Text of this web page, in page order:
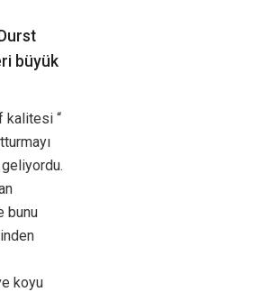
büyük
kalitesi “
bunu
koyu